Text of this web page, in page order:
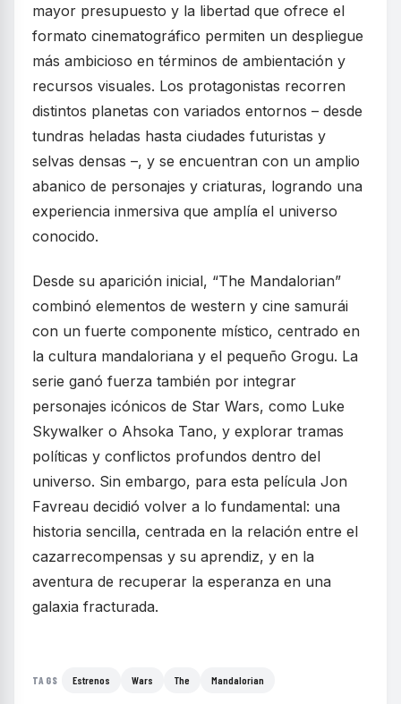
mayor presupuesto y la libertad que ofrece el
formato cinematográfico permiten un despliegue
más ambicioso en términos de ambientación y
recursos visuales. Los protagonistas recorren
distintos planetas con variados entornos – desde
tundras heladas hasta ciudades futuristas y
selvas densas –, y se encuentran con un amplio
abanico de personajes y criaturas, logrando una
experiencia inmersiva que amplía el universo
conocido.
Desde su aparición inicial, “The Mandalorian”
combinó elementos de western y cine samurái
con un fuerte componente místico, centrado en
la cultura mandaloriana y el pequeño Grogu. La
serie ganó fuerza también por integrar
personajes icónicos de Star Wars, como Luke
Skywalker o Ahsoka Tano, y explorar tramas
políticas y conflictos profundos dentro del
universo. Sin embargo, para esta película Jon
Favreau decidió volver a lo fundamental: una
historia sencilla, centrada en la relación entre el
cazarrecompensas y su aprendiz, y en la
aventura de recuperar la esperanza en una
galaxia fracturada.
TAGS Estrenos Wars The Mandalorian